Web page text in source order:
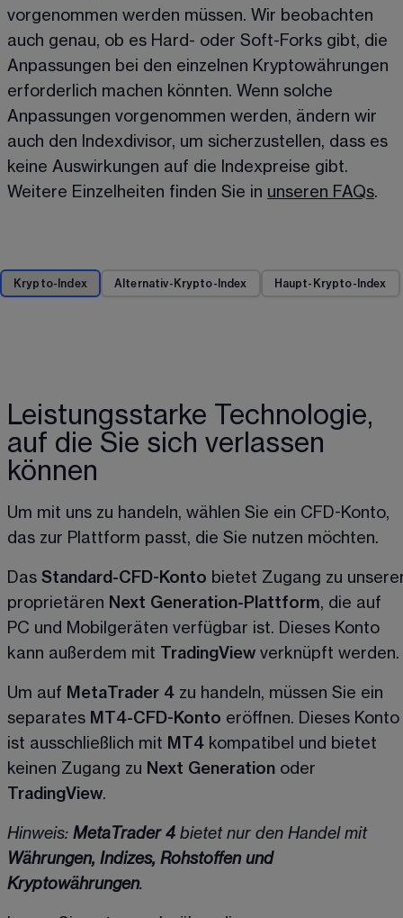
vorgenommen werden müssen. Wir beobachten
auch genau, ob es Hard- oder Soft-Forks gibt, die
Anpassungen bei den einzelnen Kryptowährungen
erforderlich machen könnten. Wenn solche
Anpassungen vorgenommen werden, ändern wir
auch den Indexdivisor, um sicherzustellen, dass es
keine Auswirkungen auf die Indexpreise gibt.
Weitere Einzelheiten finden Sie in unseren FAQs.
Krypto-Index Alternativ-Krypto-Index Haupt-Krypto-Index
Leistungsstarke Technologie,
auf die Sie sich verlassen
können
Um mit uns zu handeln, wählen Sie ein CFD-Konto,
das zur Plattform passt, die Sie nutzen möchten.
Das Standard-CFD-Konto bietet Zugang zu
proprietären Next Generation-Plattform, die auf
PC und Mobilgeräten verfügbar ist. Dieses Konto
kann außerdem mit
TradingView verknüpft werden.
Um auf MetaTrader 4 zu handeln, müssen Sie ein
separates MT4-CFD-Konto eröffnen. Dieses Konto
ist ausschließlich mit MT4 kompatibel und bietet
keinen Zugang zu Next Generation oder
TradingView.
Hinweis: MetaTrader 4 bietet nur den Handel mit
Währungen, Indizes, Rohstoffen und
Kryptowährungen.